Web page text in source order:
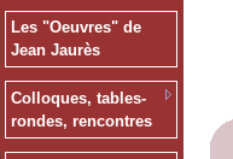
Les "Oeuvres" de
Jean Jaurès
Colloques, tables-
rondes, rencontres